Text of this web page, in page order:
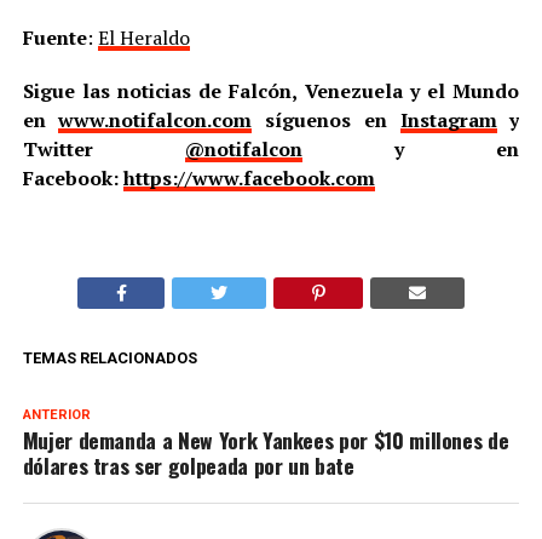
Fuente: El Heraldo
Sigue las noticias de Falcón, Venezuela y el Mundo
enwww.notifalcon.com síguenos en Instagramy
Twitter @notifalcony en
Facebook:https://www.facebook.com
TEMAS RELACIONADOS
ANTERIOR
Mujer demanda a New York Yankees por $10 millones de
dólares tras ser golpeada por un bate